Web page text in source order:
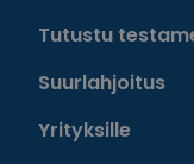
Tutustu
Suurlahjoitus
Yrityksille